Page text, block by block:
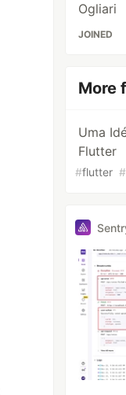
Ogliari
JOINED
More
Uma
Flutter
#flutter #